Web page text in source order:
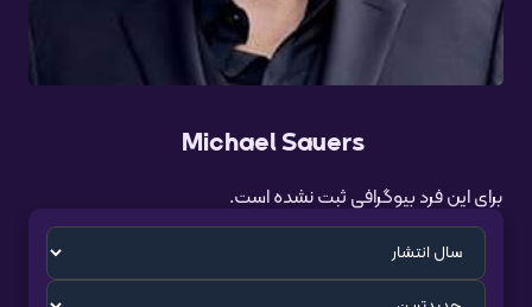
Michael Sauers
برای این فرد بیوگرافی ثبت نشده است.